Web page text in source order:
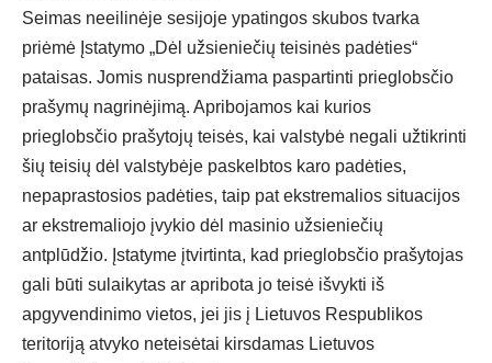
Seimas neeilinėje sesijoje ypatingos skubos tvarka
priėmė Įstatymo „Dėl užsieniečių teisinės padėties“
pataisas. Jomis nusprendžiama paspartinti prieglobsčio
prašymų nagrinėjimą. Apribojamos kai kurios
prieglobsčio prašytojų teisės, kai valstybė negali užtikrinti
šių teisių dėl valstybėje paskelbtos karo padėties,
nepaprastosios padėties, taip pat ekstremalios situacijos
ar ekstremaliojo įvykio dėl masinio užsieniečių
antplūdžio. Įstatyme įtvirtinta, kad prieglobsčio prašytojas
gali būti sulaikytas ar apribota jo teisė išvykti iš
apgyvendinimo vietos, jei jis į Lietuvos Respublikos
teritoriją atvyko neteisėtai kirsdamas Lietuvos